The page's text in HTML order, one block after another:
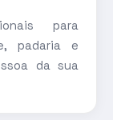
para
padaria e
da sua